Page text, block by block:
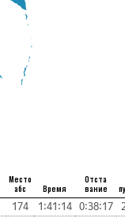
Место
абс
Время
Отста
вание
174 1:41:14 0:38:17